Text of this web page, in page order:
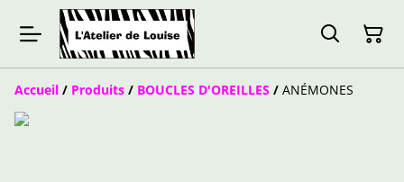
Accueil / Produits / BOUCLES D'OREILLES / ANÉMONES